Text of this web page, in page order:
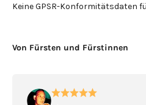
Keine GPSR-Konformitätsdaten
Von Fürsten und Fürstinnen